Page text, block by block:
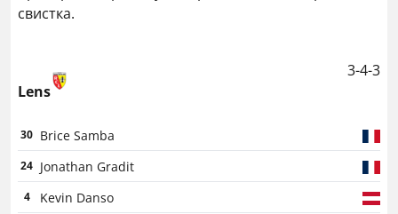
свистка.
Lens
3-4-3
30 Brice Samba
24 Jonathan Gradit
4 Kevin Danso